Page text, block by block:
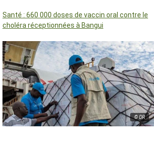
Santé : 660 000 doses de vaccin oral contre le
choléra réceptionnées à Bangui
© DR